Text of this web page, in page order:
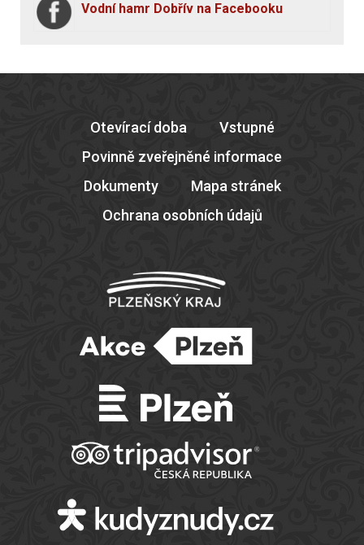
Vodní hamr Dobřív na Facebooku
Otevírací doba
Vstupné
Povinně zveřejněné informace
Dokumenty
Mapa stránek
Ochrana osobních údajů